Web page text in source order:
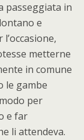
passeggiata in
e
metterne
in comune
le gambe
per
e far
li attendeva.